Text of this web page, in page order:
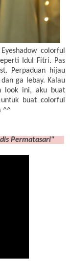
colorful
Idul Fitri. Pas
Perpaduan hijau
ga lebay. Kalau
look ini, aku buat
untuk buatcolorful
^^
Permatasari"